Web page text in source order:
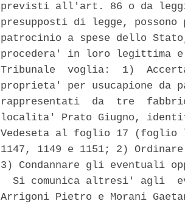
previsti all'art. 86 o da
presupposti di legge,
patrocinio a spese dello
procedera' in loro legittima
Tribunale  voglia:  1)
proprieta' per usucapione da
rappresentati  da  tre
localita' Prato Giugno,
Vedeseta al foglio 17
1147, 1149 e 1151; 2)
3) Condannare gli eventuali
Si comunica altresi' agli
Arrigoni Pietro e Morani